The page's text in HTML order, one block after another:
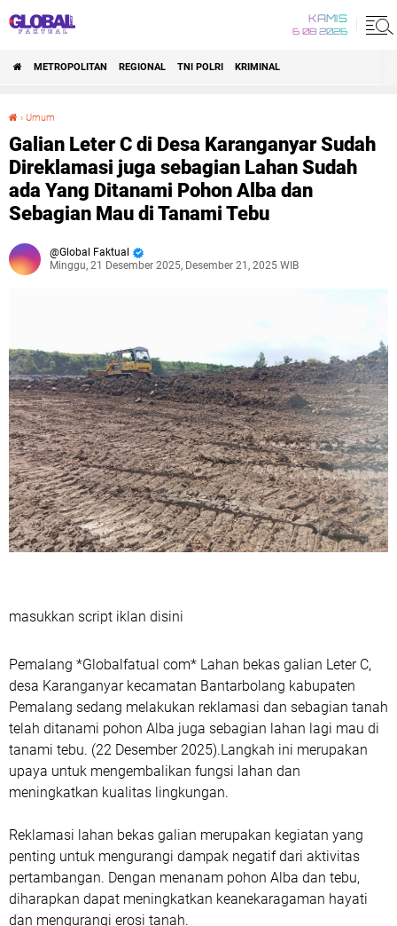
KAMIS
6 08 2026
METROPOLITAN REGIONAL TNI POLRI KRIMINAL
› Umum
Galian Leter C di Desa Karanganyar Sudah
Direklamasi juga sebagian Lahan Sudah
ada Yang Ditanami Pohon Alba dan
Sebagian Mau di Tanami Tebu
Global Faktual
Minggu, 21 Desember 2025, Desember 21, 2025 WIB
masukkan script iklan disini
Pemalang *Globalfatual com* Lahan bekas galian Leter C,
desa Karanganyar kecamatan Bantarbolang kabupaten
Pemalang sedang melakukan reklamasi dan sebagian tanah
telah ditanami pohon Alba juga sebagian lahan lagi mau di
tanami tebu. (22 Desember 2025).Langkah ini merupakan
upaya untuk mengembalikan fungsi lahan dan
meningkatkan kualitas lingkungan.
Reklamasi lahan bekas galian merupakan kegiatan yang
penting untuk mengurangi dampak negatif dari aktivitas
pertambangan. Dengan menanam pohon Alba dan tebu,
diharapkan dapat meningkatkan keanekaragaman hayati
dan mengurangi erosi tanah.